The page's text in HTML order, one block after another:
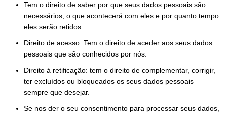
Tem o direito de saber por que seus dados pessoais são
necessários, o que acontecerá com eles e por quanto tempo
eles serão retidos.
Direito de acesso: Tem o direito de aceder aos seus dados
pessoais que são conhecidos por nós.
Direito à retificação: tem o direito de complementar, corrigir,
ter excluídos ou bloqueados os seus dados pessoais
sempre que desejar.
Se nos der o seu consentimento para processar seus dados,